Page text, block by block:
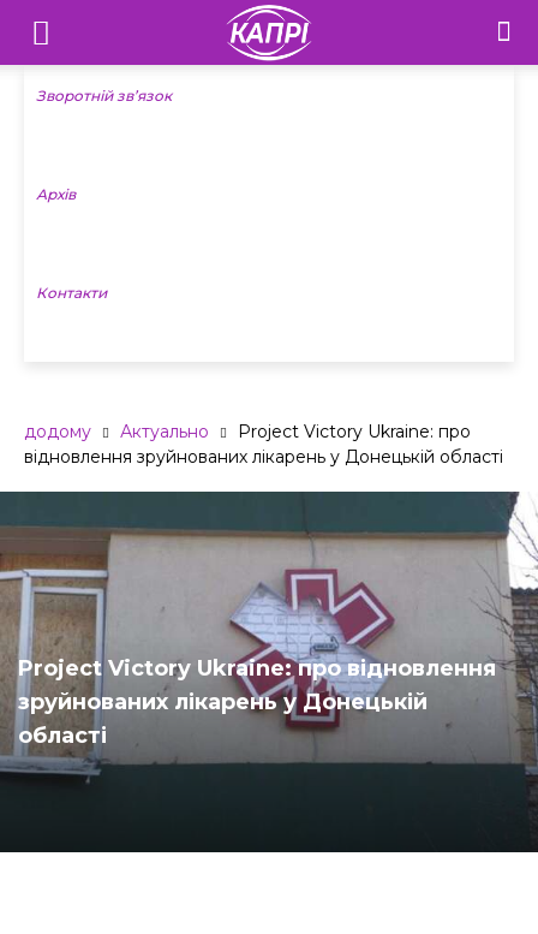
Телебачення
«Капрі»
Новини
Зворотній зв’язок
Архів
Контакти
додому Актуально
Project Victory Ukraine: про
відновлення зруйнованих лікарень у Донецькій області
Project Victory Ukraine: про відновлення
зруйнованих лікарень у Донецькій
області